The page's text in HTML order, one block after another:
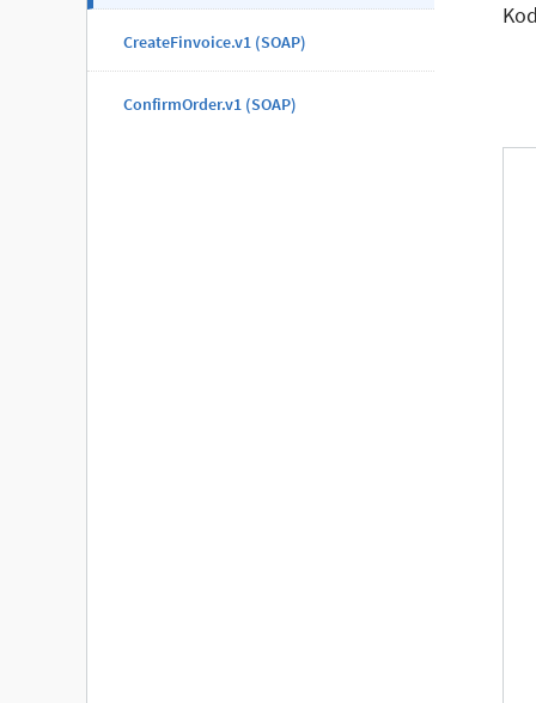
CreateFinvoice.v1 (SOAP)
ConfirmOrder.v1 (SOAP)